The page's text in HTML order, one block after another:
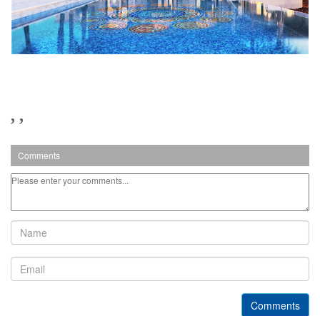
, ,
Comments
Comments